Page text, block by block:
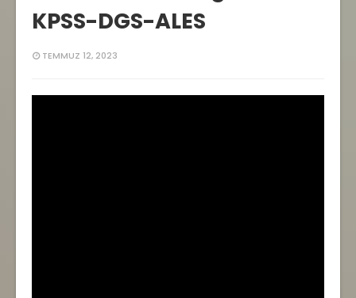
KPSS-DGS-ALES
TEMMUZ 12, 2023